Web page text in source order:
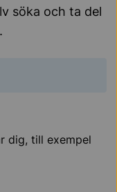
söka och ta del
dig, till exempel